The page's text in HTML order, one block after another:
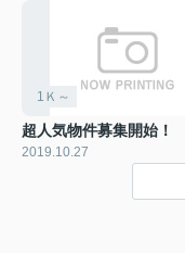
1Ｋ～
超人気物件募集開始！
2019.10.27